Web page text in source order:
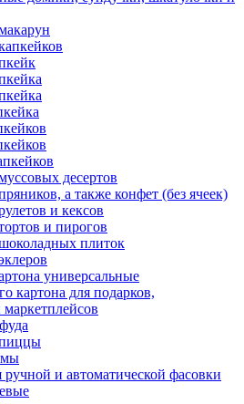
десертов
а также конфет (без ячеек)
и кексов
и пирогов
плиток
универсальные
картона для подарков,
и автоматической фасовки